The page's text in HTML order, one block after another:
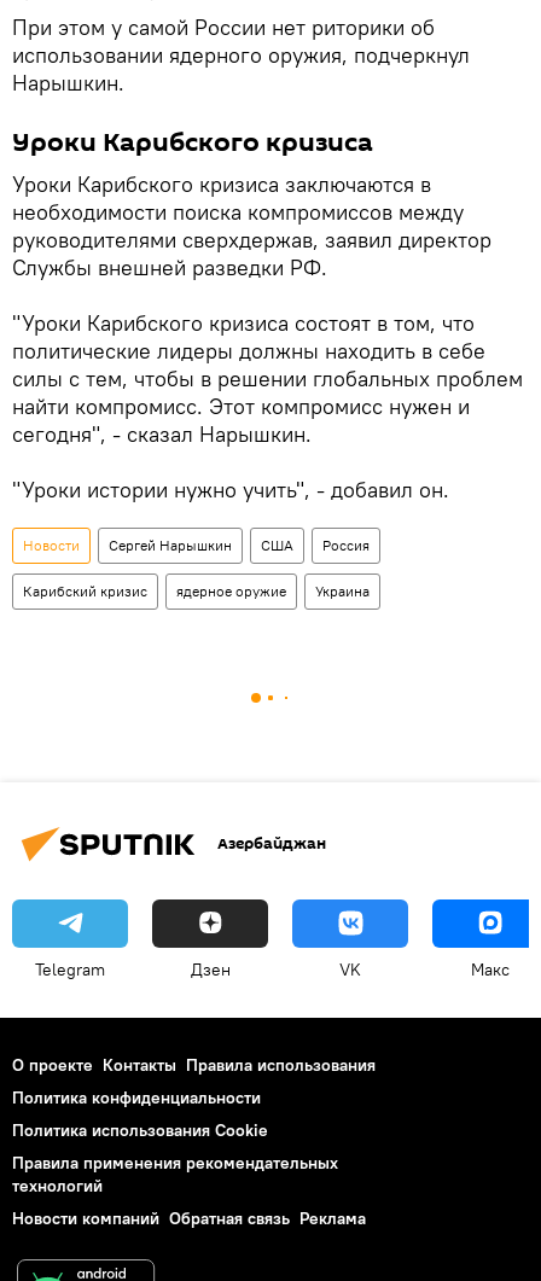
При этом у самой России нет риторики об
использовании ядерного оружия, подчеркнул
Нарышкин.
Уроки Карибского кризиса
Уроки Карибского кризиса заключаются в
необходимости поиска компромиссов между
руководителями сверхдержав, заявил директор
Службы внешней разведки РФ.
"Уроки Карибского кризиса состоят в том, что
политические лидеры должны находить в себе
силы с тем, чтобы в решении глобальных проблем
найти компромисс. Этот компромисс нужен и
сегодня", - сказал Нарышкин.
"Уроки истории нужно учить", - добавил он.
Новости Сергей Нарышкин США Россия
Карибский кризис ядерное оружие Украина
Азербайджан
Telegram Дзен VK Макс
О проекте Контакты Правила использования
Политика конфиденциальности
Политика использования Cookie
Правила применения рекомендательных
технологий
Новости компаний Обратная связь Реклама